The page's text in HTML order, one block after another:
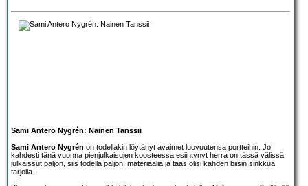
Sami Antero Nygrén: Nainen Tanssii
Sami Antero Nygrén on todellakin löytänyt avaimet luovuutensa portteihin. Jo
kahdesti tänä vuonna pienjulkaisujen koosteessa esiintynyt herra on tässä välissä
julkaissut paljon, siis todella paljon, materiaalia ja taas olisi kahden biisin sinkkua
tarjolla.